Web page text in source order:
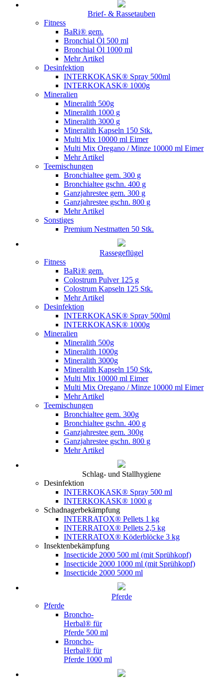
Brief- & Rassetauben
Fitness
BaRi® gem.
Bronchial Öl 500 ml
Bronchial Öl 1000 ml
Mehr Artikel
Desinfektion
INTERKOKASK® Spray 500ml
INTERKOKASK® 1000g
Mineralien
Mineralith 500g
Mineralith 1000 g
Mineralith 3000 g
Mineralith Kapseln 150 Stk.
Multi Mix 10000 ml Eimer
Multi Mix Oregano / Minze 10000 ml Eimer
Mehr Artikel
Teemischungen
Bronchialtee gem. 300 g
Bronchialtee gschn. 400 g
Ganzjahrestee gem. 300 g
Ganzjahrestee gschn. 800 g
Mehr Artikel
Sonstiges
Premium Nestmatten 50 Stk.
Rassegeflügel
Fitness
BaRi® gem.
Colostrum Pulver 125 g
Colostrum Kapseln 125 Stk.
Mehr Artikel
Desinfektion
INTERKOKASK® Spray 500ml
INTERKOKASK® 1000g
Mineralien
Mineralith 500g
Mineralith 1000g
Mineralith 3000g
Mineralith Kapseln 150 Stk.
Multi Mix 10000 ml Eimer
Multi Mix Oregano / Minze 10000 ml Eimer
Mehr Artikel
Teemischungen
Bronchialtee gem. 300g
Bronchialtee gschn. 400 g
Ganzjahrestee gem. 300g
Ganzjahrestee gschn. 800 g
Mehr Artikel
Schlag- und Stallhygiene
Desinfektion
INTERKOKASK® Spray 500 ml
INTERKOKASK® 1000 g
Schadnagerbekämpfung
INTERRATOX® Pellets 1 kg
INTERRATOX® Pellets 2,5 kg
INTERRATOX® Köderblöcke 3 kg
Insektenbekämpfung
Insecticide 2000 500 ml (mit Sprühkopf)
Insecticide 2000 1000 ml (mit Sprühkopf)
Insecticide 2000 5000 ml
Pferde
Pferde
Broncho-
Herbal® für
Pferde 500 ml
Broncho-
Herbal® für
Pferde 1000 ml